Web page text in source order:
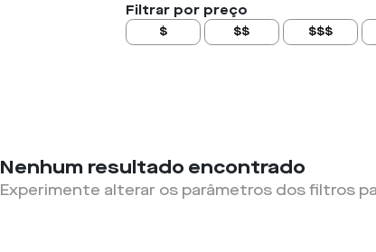
Filtrar por preço
$ $$ $$$
Nenhum resultado encontrado
Experimente alterar os parâmetros dos filtros